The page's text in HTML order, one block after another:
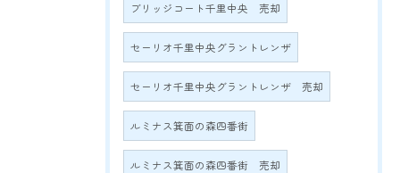
ブリッジコート千里中央 売却
セーリオ千里中央グラントレンザ
セーリオ千里中央グラントレンザ 売却
ルミナス箕面の森四番街
ルミナス箕面の森四番街 売却